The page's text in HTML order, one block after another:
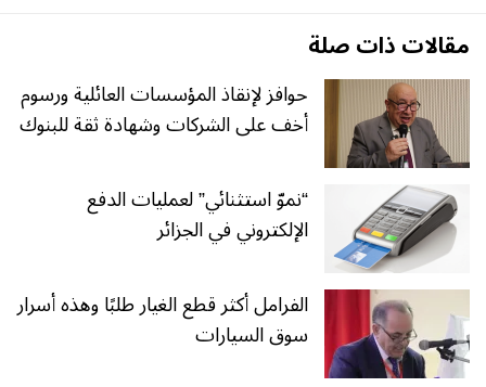
مقالات ذات صلة
حوافز لإنقاذ المؤسسات العائلية ورسوم
أخف على الشركات وشهادة ثقة للبنوك
“نموّ استثنائي” لعمليات الدفع
الإلكتروني في الجزائر
الفرامل أكثر قطع الغيار طلبًا وهذه أسرار
سوق السيارات